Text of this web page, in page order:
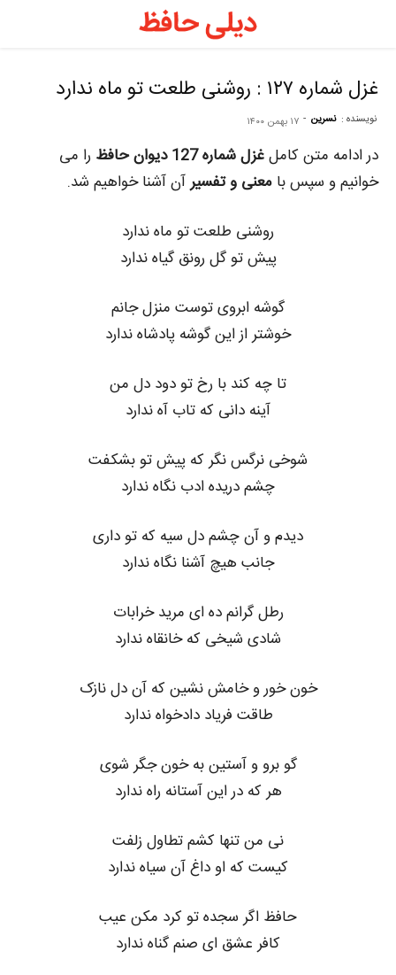
غزل شماره ۱۲۷ : روشنی طلعت تو ماه ندارد
نویسنده : نسرین - ۱۷ بهمن ۱۴۰۰
در ادامه متن کاملغزل شماره 127 دیوان حافظ
را می
خوانیم و سپس با معنی و تفسیرآن آشنا خواهیم شد.
روشنی طلعت تو ماه ندارد
پیش تو گل رونق گیاه ندارد
گوشه ابروی توست منزل جانم
خوشتر از این گوشه پادشاه ندارد
تا چه کند با رخ تو دود دل من
آینه دانی که تاب آه ندارد
شوخی نرگس نگر که پیش تو بشکفت
چشم دریده ادب نگاه ندارد
دیدم و آن چشم دل سیه که تو داری
جانب هیچ آشنا نگاه ندارد
رطل گرانم ده ای مرید خرابات
شادی شیخی که خانقاه ندارد
خون خور و خامش نشین که آن دل نازک
طاقت فریاد دادخواه ندارد
گو برو و آستین به خون جگر شوی
هر که در این آستانه راه ندارد
نی من تنها کشم تطاول زلفت
کیست که او داغ آن سیاه ندارد
حافظ اگر سجده تو کرد مکن عیب
کافر عشق ای صنم گناه ندارد